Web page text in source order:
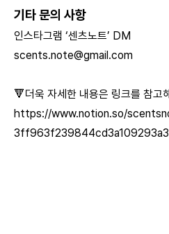
기타 문의 사항
인스타그램 ‘센츠노트’ DM
scents.note@gmail.com
🔻더욱 자세한 내용은 링크를 참고
https://www.notion.so/